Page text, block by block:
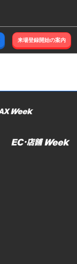
来場登録開始の案内